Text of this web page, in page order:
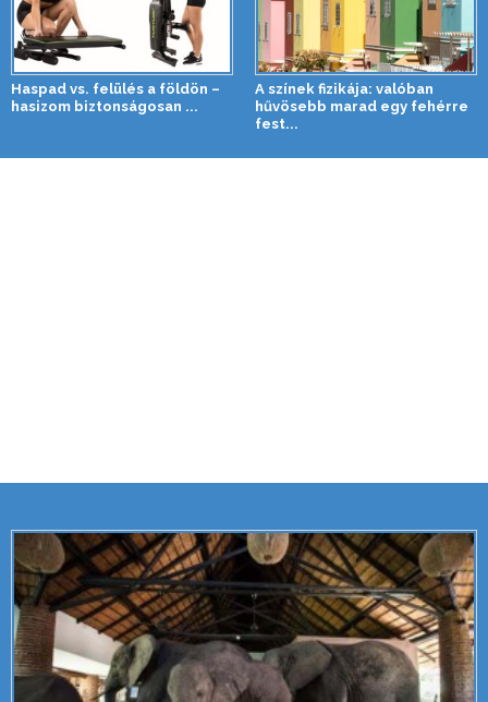
Haspad vs. felülés a földön –
hasizom biztonságosan ...
A színek fizikája: valóban
hűvösebb marad egy fehérre
fest...